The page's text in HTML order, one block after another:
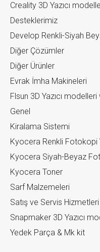
Creality 3D Yazıcı
Desteklerimiz
Develop Renkli-Siyah
Diğer Çözümler
Diğer Ürünler
Evrak İmha Makineleri
Flsun 3D Yazıcı modelleri
Genel
Kiralama Sistemi
Kyocera Renkli Fotokopi
Kyocera Siyah-Beyaz
Kyocera Toner
Sarf Malzemeleri
Satış ve Servis Hizmetleri
Snapmaker 3D Yazıcı
Yedek Parça & Mk kit